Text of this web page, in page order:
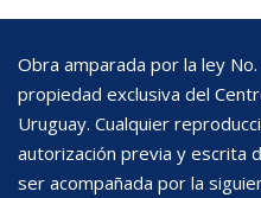
Obra amparada por la ley
propiedad exclusiva del
Uruguay. Cualquier
autorización previa y escrita
ser acompañada por la